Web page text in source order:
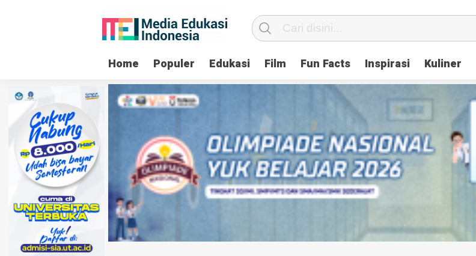
Home Populer Edukasi Film Fun Facts Inspirasi Kuliner